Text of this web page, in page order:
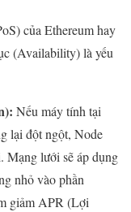
của Ethereum hay
(Availability) là yếu
Nếu máy tính tại
lại đột ngột, Node
Mạng lưới sẽ áp dụng
nhỏ vào phần
giảm APR (Lợi